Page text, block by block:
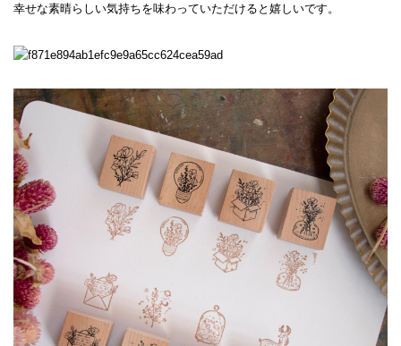
幸せな素晴らしい気持ちを味わっていただけると嬉しいです。